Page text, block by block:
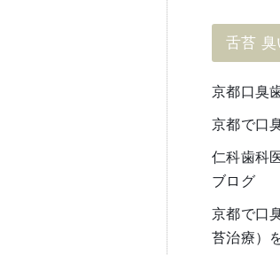
舌苔 臭
京都口臭
京都で口
仁科歯科
ブログ
京都で口
苔治療）